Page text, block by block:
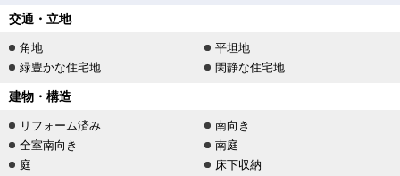
交通・立地
角地
平坦地
緑豊かな住宅地
閑静な住宅地
建物・構造
リフォーム済み
南向き
全室南向き
南庭
庭
床下収納